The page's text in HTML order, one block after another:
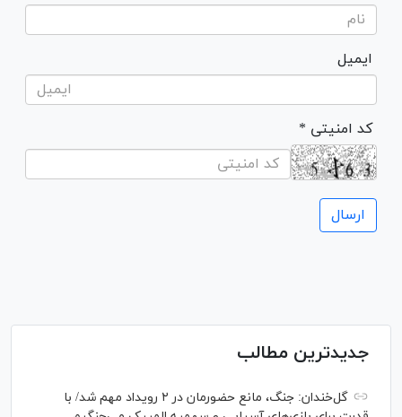
ایمیل
* کد امنیتی
جدیدترین مطالب
گل‌خندان: جنگ، مانع حضورمان در ۲ رویداد مهم شد/ با